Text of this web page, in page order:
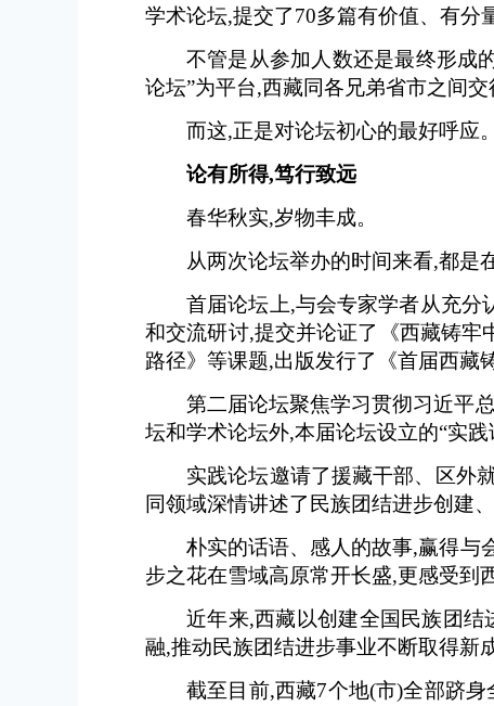
学术论坛,提交了70多篇有价值、有分
不管是从参加人数还是最终形成
论坛”为平台,西藏同各兄弟省市之间
而这,正是对论坛初心的最好呼应。
论有所得,笃行致远
春华秋实,岁物丰成。
从两次论坛举办的时间来看,都是
首届论坛上,与会专家学者从充分
和交流研讨,提交并论证了《西藏铸牢
路径》等课题,出版发行了《首届西藏
第二届论坛聚焦学习贯彻习近平
坛和学术论坛外,本届论坛设立的“实践
实践论坛邀请了援藏干部、区外
同领域深情讲述了民族团结进步创建
朴实的话语、感人的故事,赢得与
步之花在雪域高原常开长盛,更感受到
近年来,西藏以创建全国民族团
融,推动民族团结进步事业不断取得新
截至目前,西藏7个地(市)全部跻